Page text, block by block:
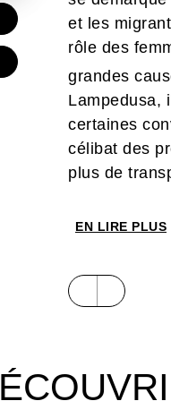
et les
rôle des
grandes
Lampedusa,
certaines
célibat des
plus de
Vatican, en
travers ses
le pape
EN LIRE PLUS